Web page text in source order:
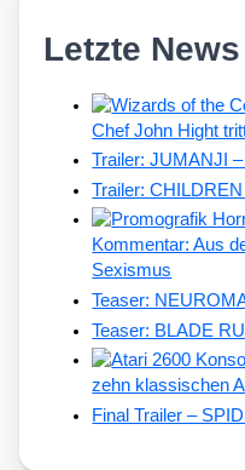
Letzte News
Chef John Hight
Trailer: JUMANJI
Trailer:
Kommentar: Aus
Sexismus
Teaser:
Teaser: BLADE
zehn klassischen
Final Trailer –